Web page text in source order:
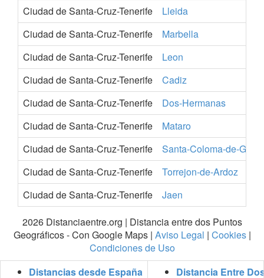
Ciudad de Santa-Cruz-Tenerife
Lleida
Ciudad de Santa-Cruz-Tenerife
Marbella
Ciudad de Santa-Cruz-Tenerife
Leon
Ciudad de Santa-Cruz-Tenerife
Cadiz
Ciudad de Santa-Cruz-Tenerife
Dos-Hermanas
Ciudad de Santa-Cruz-Tenerife
Mataro
Ciudad de Santa-Cruz-Tenerife
Santa-Coloma-de-
Ciudad de Santa-Cruz-Tenerife
Torrejon-de-Ardoz
Ciudad de Santa-Cruz-Tenerife
Jaen
2026 Distanciaentre.org | Distancia entre dos Puntos
Geográficos - Con Google Maps | Aviso Legal | Cookies|
Condiciones de Uso
Distancias desde España
Distancia Entre